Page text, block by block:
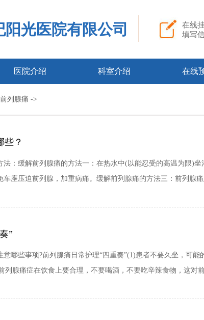
阳光医院有限公司
在线
填写
医院介绍 科室介绍 在线
列腺痛 ->
些？
法：缓解前列腺痛的方法一：在热水中(以能忍受的高温为限)
座压迫前列腺，加重病痛。缓解前列腺痛的方法三：前列腺
”
哪些事项?前列腺痛日常护理“四重奏”(1)患者不要久坐，可
列腺痛症在饮食上要合理，不要喝酒，不要吃辛辣食物，这对